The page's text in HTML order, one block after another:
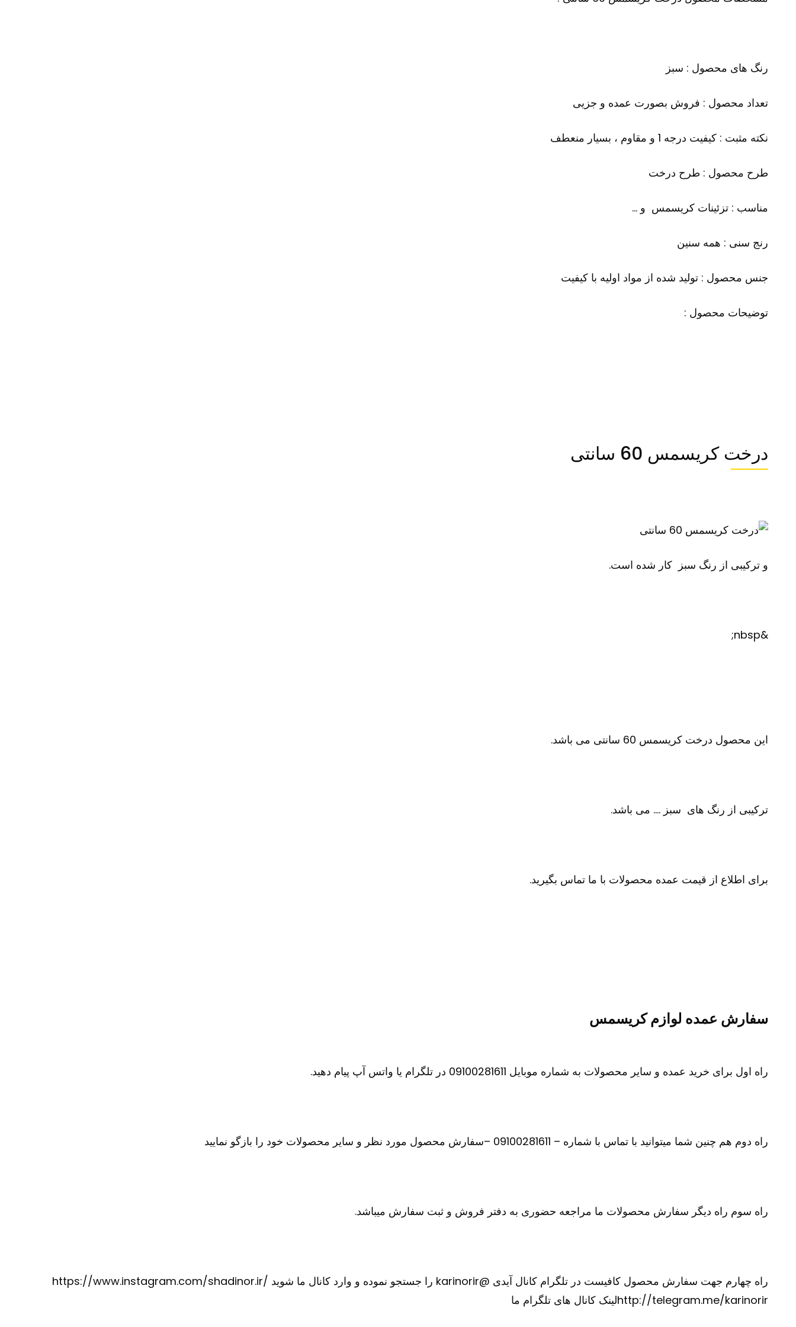
رنگ های محصول : سبز
تعداد محصول : فروش بصورت عمده و جزیی
نکته مثبت : کیفیت درجه 1 و مقاوم ، بسیار منعطف
طرح محصول : طرح درخت
مناسب : تزئینات کریسمس و …
رنج سنی : همه سنین
جنس محصول : تولید شده از مواد اولیه با کیفیت
توضیحات محصول :
درخت کریسمس 60 سانتی
و ترکیبی از رنگ سبز کار شده است.
&nbsp;
این محصول درخت کریسمس 60 سانتی می باشد.
ترکیبی از رنگ های سبز …. می باشد.
برای اطلاع از قیمت عمده محصولات با ما تماس بگیرید.
سفارش عمده لوازم کریسمس
راه اول برای خرید عمده و سایر محصولات به شماره موبایل 09100281611 در تلگرام یا واتس آپ پیام دهید.
راه دوم هم چنین شما میتوانید با تماس با شماره – 09100281611 –سفارش محصول مورد نظر و سایر محصولات خود را بازگو نمایید
راه سوم راه دیگر سفارش محصولات ما مراجعه حضوری به دفتر فروش و ثبت سفارش میباشد.
راه چهارم جهت سفارش محصول کافیست در تلگرام کانال آیدی @karinorir را جستجو نموده و وارد کانال ما شوید https://www.instagram.com/shadinor.ir/
http://telegram.me/karinorirلینک کانال های تلگرام ما